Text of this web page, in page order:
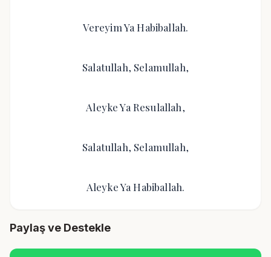
Vereyim Ya Habiballah.
Salatullah, Selamullah,
Aleyke Ya Resulallah,
Salatullah, Selamullah,
Aleyke Ya Habiballah.
Paylaş ve Destekle